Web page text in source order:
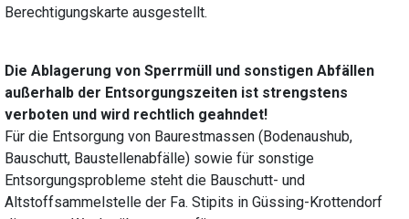
Berechtigungskarte ausgestellt.
Die Ablagerung von Sperrmüll und sonstigen Abfällen
außerhalb der Entsorgungszeiten ist strengstens
verboten und wird rechtlich geahndet!
Für die Entsorgung von Baurestmassen (Bodenaushub,
Bauschutt, Baustellenabfälle) sowie für sonstige
Entsorgungsprobleme steht die Bauschutt- und
Altstoffsammelstelle der Fa. Stipits in Güssing-Krottendorf